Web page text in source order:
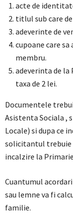
acte de
titlul sub care
adeverinte de
cupoane care
membru.
adeverinta de
taxa de 2 lei.
Documentele
Asistenta Sociala ,
Locale) si dupa ce
solicitantul trebuie
incalzire la
Cuantumul
sau lemne va fi
familie.